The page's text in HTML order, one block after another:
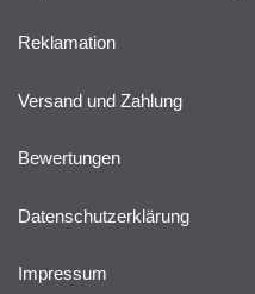
Reklamation
Versand und Zahlung
Bewertungen
Datenschutzerklärung
Impressum